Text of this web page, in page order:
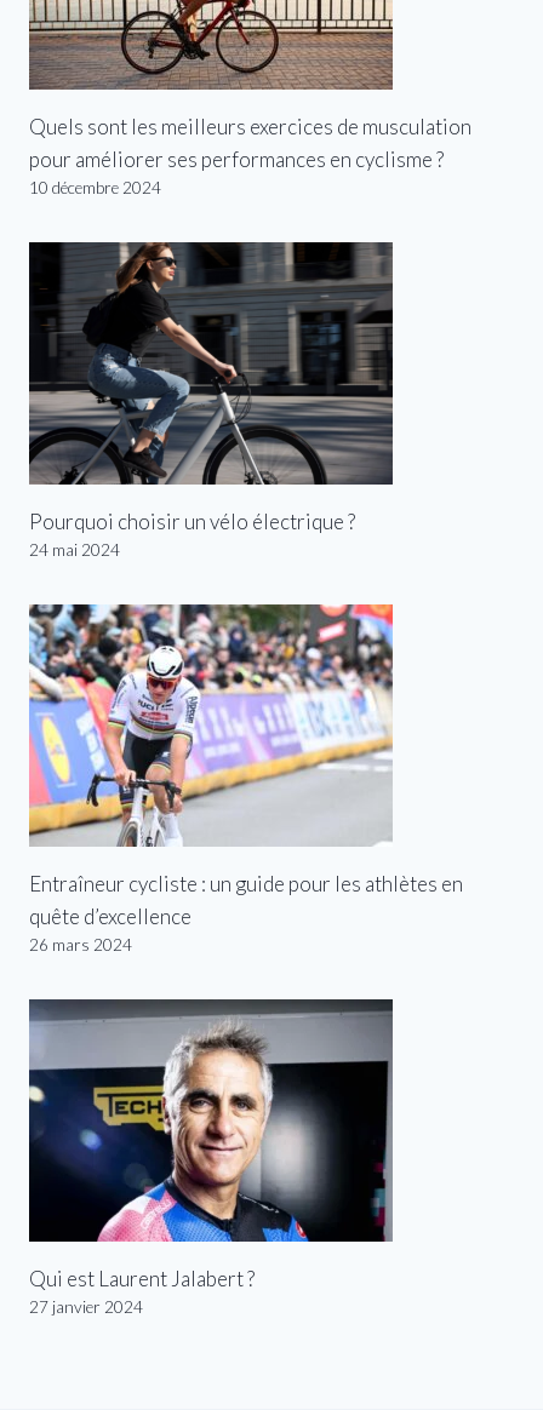
Quels sont les meilleurs exercices de musculation
pour améliorer ses performances en cyclisme ?
10 décembre 2024
Pourquoi choisir un vélo électrique ?
24 mai 2024
Entraîneur cycliste : un guide pour les athlètes en
quête d’excellence
26 mars 2024
Qui est Laurent Jalabert ?
27 janvier 2024